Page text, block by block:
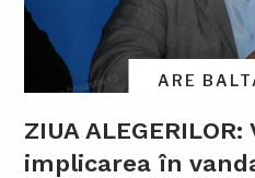
ARE
ZIUA
implicarea în